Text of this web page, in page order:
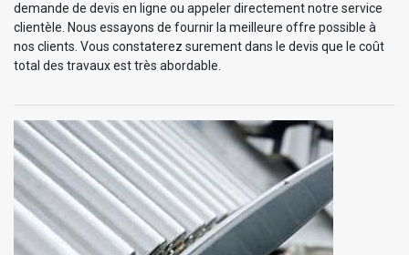
demande de devis en ligne ou appeler directement notre service
clientèle. Nous essayons de fournir la meilleure offre possible à
nos clients. Vous constaterez surement dans le devis que le coût
total des travaux est très abordable.